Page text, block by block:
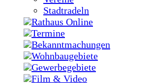
Stadtradeln
Rathaus Online
Termine
Bekanntmachungen
Wohnbaugebiete
Gewerbegebiete
Film & Video